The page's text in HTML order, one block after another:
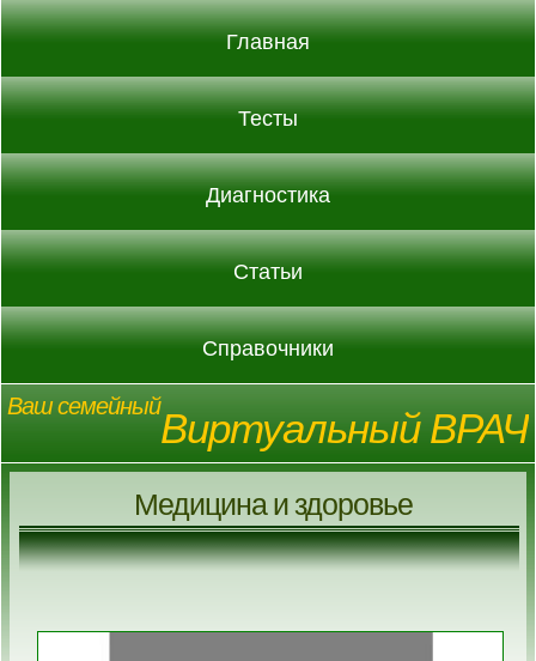
Главная
Тесты
Диагностика
Статьи
Справочники
Ваш семейныйВиртуальный ВРАЧ
Медицина и здоровье